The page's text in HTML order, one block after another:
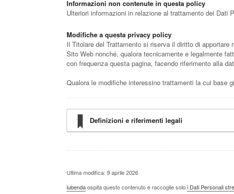
Informazioni non contenute in questa policy
Ulteriori informazioni in relazione al trattamento dei
Modifiche a questa privacy policy
Il Titolare del Trattamento si riserva il diritto di
Sito Web nonché, qualora tecnicamente e legalmente
con frequenza questa pagina, facendo riferimento alla
Qualora le modifiche interessino trattamenti la cui base
Definizioni e riferimenti legali
Ultima modifica: 9 aprile 2026
iubendaospita questo contenuto e raccoglie soloi Dati Personali